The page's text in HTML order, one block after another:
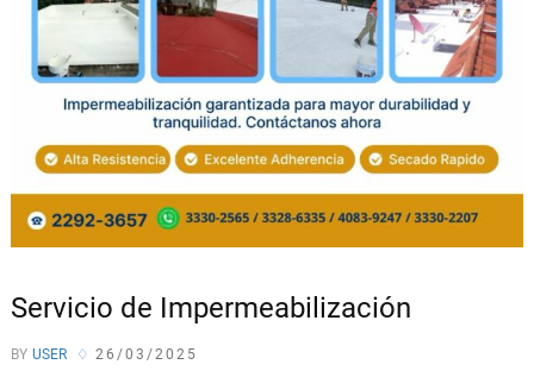
Servicio de Impermeabilización
BY USER 26/03/2025